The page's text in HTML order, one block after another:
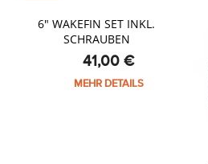
6″ WAKEFIN SET INKL.
SCHRAUBEN
41,00€
MEHR DETAILS